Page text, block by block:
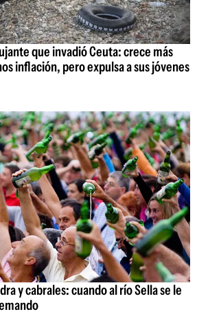
que invadió Ceuta: crece más
inflación, pero expulsa a sus jóvenes
y cabrales: cuando al río Sella se le